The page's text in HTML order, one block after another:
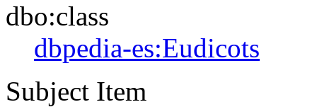
dbo:class
dbpedia-es:Eudicots
Subject Item